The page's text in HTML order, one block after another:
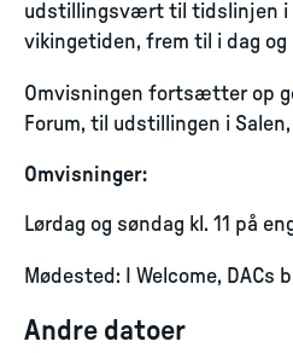
udstillingsvært til tidslinjen i
vikingetiden, frem til i dag
Omvisningen fortsætter op
Forum, til udstillingen i
Omvisninger:
Lørdag og søndag kl. 11 på
Mødested: I Welcome,
Andre datoer